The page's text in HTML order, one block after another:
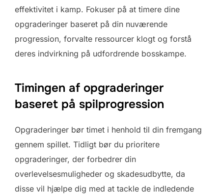
effektivitet i kamp. Fokuser på at timere dine
opgraderinger baseret på din nuværende
progression, forvalte ressourcer klogt og forstå
deres indvirkning på udfordrende bosskampe.
Timingen af opgraderinger
baseret på spilprogression
Opgraderinger bør timet i henhold til din fremgang
gennem spillet. Tidligt bør du prioritere
opgraderinger, der forbedrer din
overlevelsesmuligheder og skadesudbytte, da
disse vil hjælpe dig med at tackle de indledende